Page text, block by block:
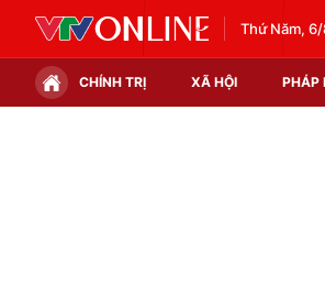
Thứ Năm,
CHÍNH TRỊ XÃ HỘI PHÁP